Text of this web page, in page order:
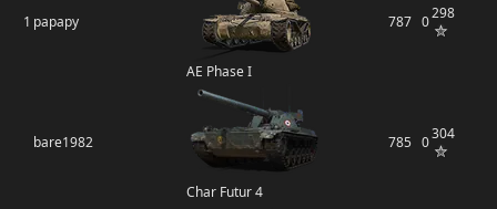
1 papapy
AE Phase I
787 0298
bare1982
Char Futur 4
785 0304